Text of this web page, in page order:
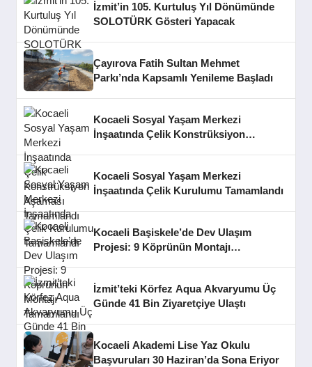
İzmit’in 105. Kurtuluş Yıl Dönümünde
SOLOTÜRK Gösteri Yapacak
Çayırova Fatih Sultan Mehmet
Parkı’nda Kapsamlı Yenileme Başladı
Kocaeli Sosyal Yaşam Merkezi
İnşaatında Çelik Konstrüksiyon
Kocaeli Sosyal Yaşam Merkezi
İnşaatında Çelik Kurulumu Tamamlandı
Kocaeli Başiskele’de Dev Ulaşım
Projesi: 9 Köprünün Montajı
İzmit’teki Körfez Aqua Akvaryumu Üç
Günde 41 Bin Ziyaretçiye Ulaştı
Kocaeli Akademi Lise Yaz Okulu
Başvuruları 30 Haziran’da Sona Eriyor